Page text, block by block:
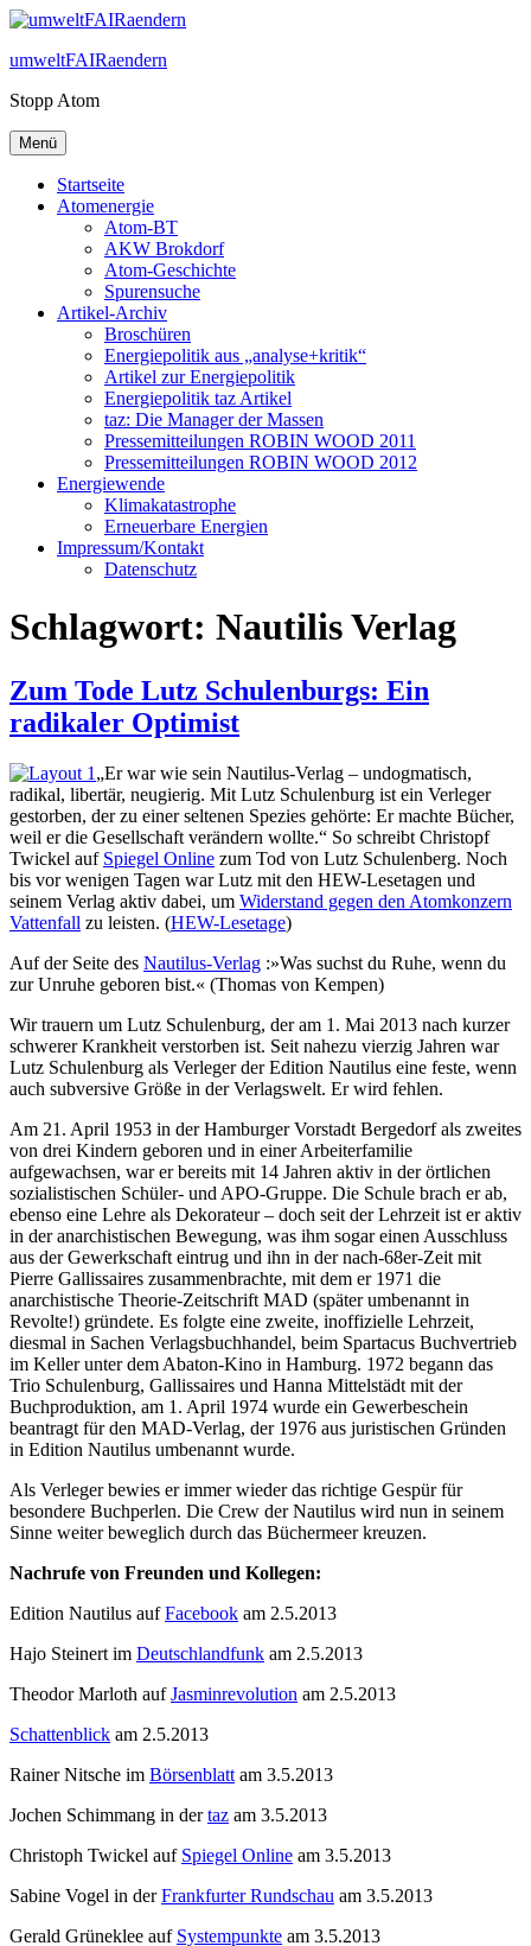
Zum
springen
umweltFAIRaendern
Stopp Atom
Menü
Startseite
Atomenergie
Atom-BT
AKW Brokdorf
Atom-Geschichte
Spurensuche
Artikel-Archiv
Broschüren
Energiepolitik aus „analyse+kritik“
Artikel zur Energiepolitik
Energiepolitik taz Artikel
taz: Die Manager der Massen
Pressemitteilungen ROBIN WOOD 2011
Pressemitteilungen ROBIN WOOD 2012
Energiewende
Klimakatastrophe
Erneuerbare Energien
Impressum/Kontakt
Datenschutz
Schlagwort: Nautilis Verlag
Zum Tode Lutz Schulenburgs: Ein
radikaler Optimist
„Er war wie sein Nautilus-Verlag – undogmatisch,
radikal, libertär, neugierig. Mit Lutz Schulenburg ist ein Verleger
gestorben, der zu einer seltenen Spezies gehörte: Er machte Bücher,
weil er die Gesellschaft verändern wollte.“ So schreibt Christopf
Twickel auf Spiegel Online zum Tod von Lutz Schulenberg. Noch
bis vor wenigen Tagen war Lutz mit den HEW-Lesetagen und
seinem Verlag aktiv dabei, um Widerstand gegen den Atomkonzern
Vattenfall zu leisten. (HEW-Lesetage)
Auf der Seite des Nautilus-Verlag :»Was suchst du Ruhe, wenn du
zur Unruhe geboren bist.« (Thomas von Kempen)
Wir trauern um Lutz Schulenburg, der am 1. Mai 2013 nach kurzer
schwerer Krankheit verstorben ist. Seit nahezu vierzig Jahren war
Lutz Schulenburg als Verleger der Edition Nautilus eine feste, wenn
auch subversive Größe in der Verlagswelt. Er wird fehlen.
Am 21. April 1953 in der Hamburger Vorstadt Bergedorf als zweites
von drei Kindern geboren und in einer Arbeiterfamilie
aufgewachsen, war er bereits mit 14 Jahren aktiv in der örtlichen
sozialistischen Schüler- und APO-Gruppe. Die Schule brach er ab,
ebenso eine Lehre als Dekorateur – doch seit der Lehrzeit ist er aktiv
in der anarchistischen Bewegung, was ihm sogar einen Ausschluss
aus der Gewerkschaft eintrug und ihn in der nach-68er-Zeit mit
Pierre Gallissaires zusammenbrachte, mit dem er 1971 die
anarchistische Theorie-Zeitschrift MAD (später umbenannt in
Revolte!) gründete. Es folgte eine zweite, inoffizielle Lehrzeit,
diesmal in Sachen Verlagsbuchhandel, beim Spartacus Buchvertrieb
im Keller unter dem Abaton-Kino in Hamburg. 1972 begann das
Trio Schulenburg, Gallissaires und Hanna Mittelstädt mit der
Buchproduktion, am 1. April 1974 wurde ein Gewerbeschein
beantragt für den MAD-Verlag, der 1976 aus juristischen Gründen
in Edition Nautilus umbenannt wurde.
Als Verleger bewies er immer wieder das richtige Gespür für
besondere Buchperlen. Die Crew der Nautilus wird nun in seinem
Sinne weiter beweglich durch das Büchermeer kreuzen.
Nachrufe von Freunden und Kollegen:
Edition Nautilus aufFacebook am 2.5.2013
Hajo Steinert im Deutschlandfunk am 2.5.2013
Theodor Marloth aufJasminrevolution am 2.5.2013
Schattenblick am 2.5.2013
Rainer Nitsche im Börsenblatt am 3.5.2013
Jochen Schimmang in dertaz am 3.5.2013
Christoph Twickel auf Spiegel Online am 3.5.2013
Sabine Vogel in derFrankfurter Rundschau am 3.5.2013
Gerald Grüneklee auf Systempunkte am 3.5.2013